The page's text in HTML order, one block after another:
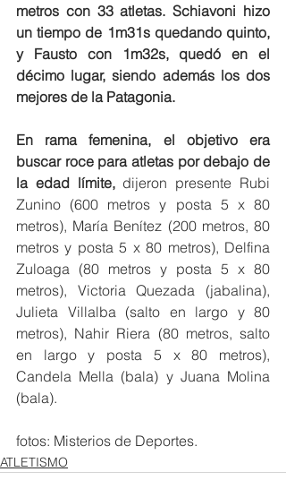
metros con 33 atletas. Schiavoni hizo
un tiempo de 1m31s quedando quinto,
y Fausto con 1m32s, quedó en el
décimo lugar, siendo además los dos
mejores de la Patagonia.
En rama femenina, el objetivo era
buscar roce para atletas por debajo de
la edad límite, dijeron presente Rubi
Zunino (600 metros y posta 5 x 80
metros), María Benítez (200 metros, 80
metros y posta 5 x 80 metros), Delfina
Zuloaga (80 metros y posta 5 x 80
metros), Victoria Quezada (jabalina),
Julieta Villalba (salto en largo y 80
metros), Nahir Riera (80 metros, salto
en largo y posta 5 x 80 metros),
Candela Mella (bala) y Juana Molina
(bala).
fotos: Misterios de Deportes.
ATLETISMO